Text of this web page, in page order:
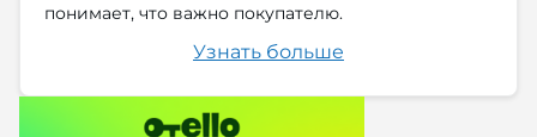
понимает, что важно покупателю.
Узнать больше